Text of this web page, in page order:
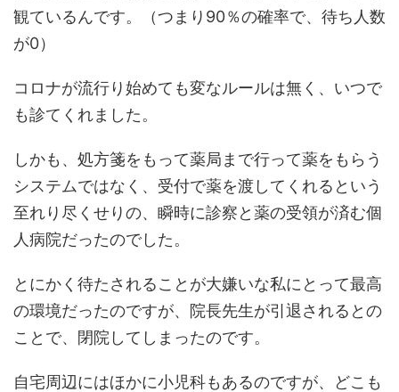
観ているんです。（つまり90％の確率で、待ち人数
が0）
コロナが流行り始めても変なルールは無く、いつで
も診てくれました。
しかも、処方箋をもって薬局まで行って薬をもらう
システムではなく、受付で薬を渡してくれるという
至れり尽くせりの、瞬時に診察と薬の受領が済む個
人病院だったのでした。
とにかく待たされることが大嫌いな私にとって最高
の環境だったのですが、院長先生が引退されるとの
ことで、閉院してしまったのです。
自宅周辺にはほかに小児科もあるのですが、どこも